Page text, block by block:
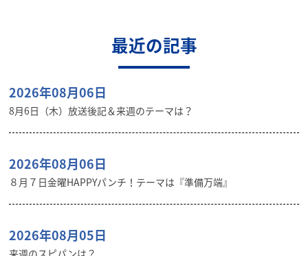
最近の記事
2026年08月06日
8月6日（木）放送後記＆来週のテーマは？
2026年08月06日
８月７日金曜HAPPYパンチ！テーマは『準備万端』
2026年08月05日